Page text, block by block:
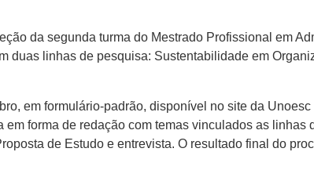
da segunda turma do Mestrado Profissional em
duas linhas de pesquisa: Sustentabilidade em
em formulário-padrão, disponível no site da
forma de redação com temas vinculados as linhas
de Estudo e entrevista. O resultado final do